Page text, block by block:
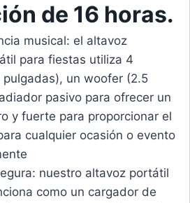
de 16 horas.
musical: el altavoz
para fiestas utiliza 4
un woofer (2.5
pasivo para ofrecer un
y fuerte para proporcionar el
cualquier ocasión o evento
nuestro altavoz portátil
como un cargador de